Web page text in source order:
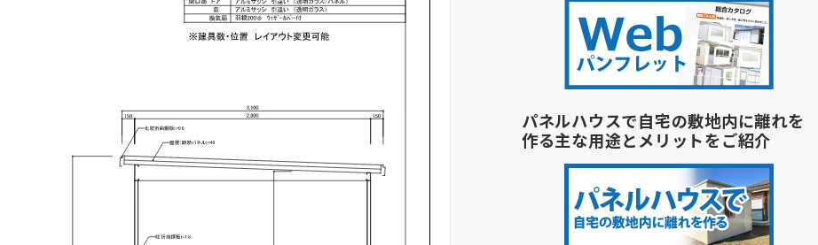
パネルハウスで自宅の敷地内に離れを
作る主な用途とメリットをご紹介